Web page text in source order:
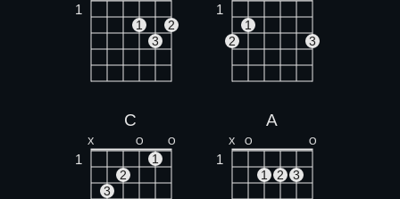
1
1
2
3
1
1
2
3
C
X O O
1
1
2
3
A
X O O
1
1 2 3